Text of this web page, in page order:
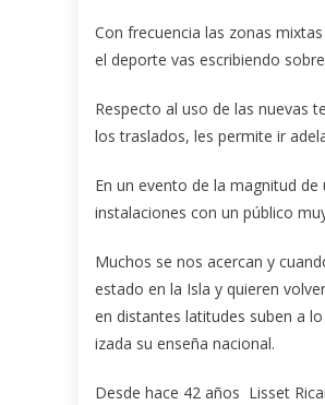
Con frecuencia las zonas
el deporte vas escribiendo
Respecto al uso de las nuevas
los traslados, les permite ir
En un evento de la magnitud
instalaciones con un público
Muchos se nos acercan y
estado en la Isla y quieren
en distantes latitudes suben a
izada su enseña nacional.
Desde hace 42 años Lisset